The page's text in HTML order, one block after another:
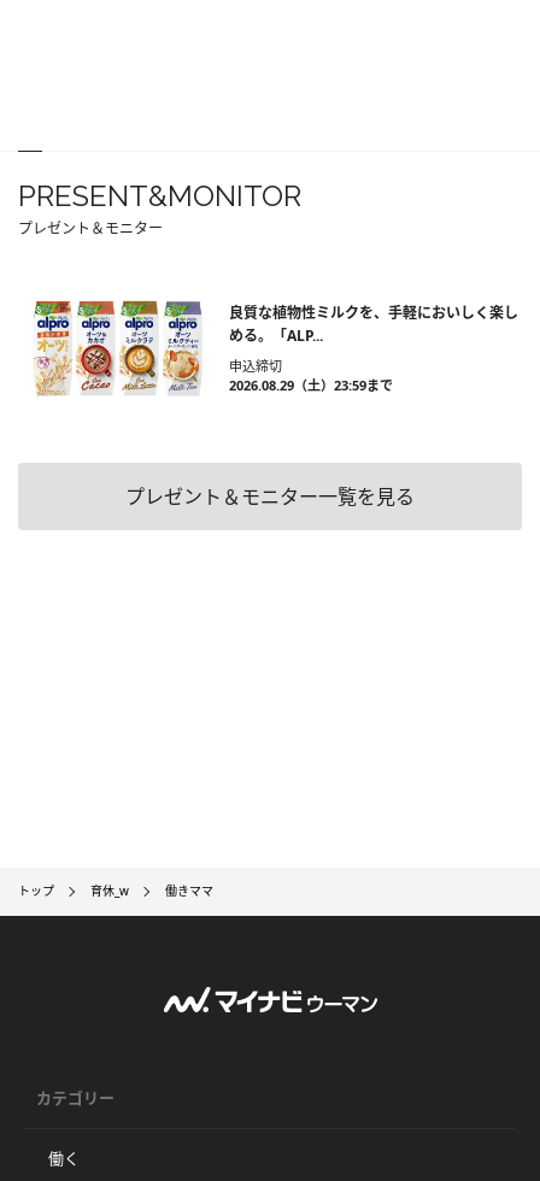
PRESENT&MONITOR
プレゼント＆モニター
良質な植物性ミルクを、手軽においしく楽し
める。「ALP...
申込締切
2026.08.29（土）23:59まで
プレゼント＆モニター一覧を見る
トップ 育休_w 働きママ
カテゴリー
働く